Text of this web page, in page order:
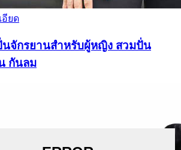
อียด
นจักรยานสำหรับผู้หญิง สวมปั่น
กันลม